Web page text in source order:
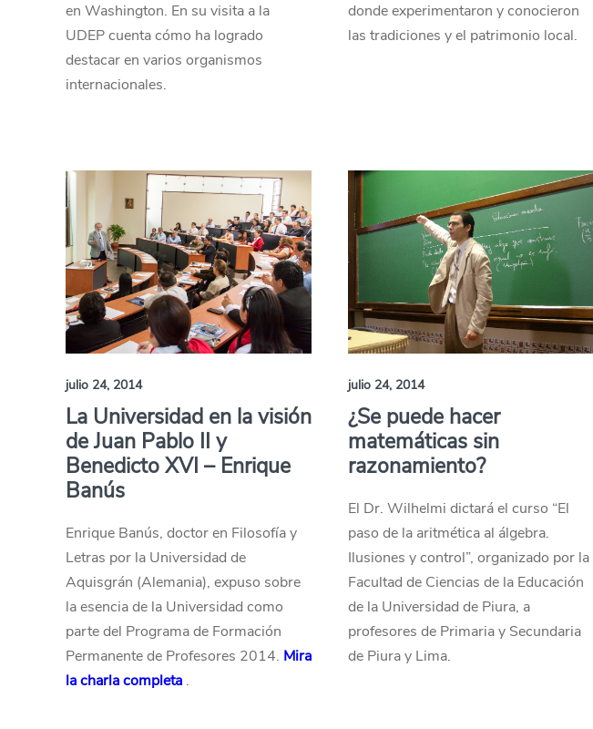
en Washington. En su visita a la
UDEP cuenta cómo ha logrado
destacar en varios organismos
internacionales.
donde experimentaron y conocieron
las tradiciones y el patrimonio local.
julio 24, 2014
La Universidad en la visión
de Juan Pablo II y
Benedicto XVI – Enrique
Banús
Enrique Banús, doctor en Filosofía y
Letras por la Universidad de
Aquisgrán (Alemania), expuso sobre
la esencia de la Universidad como
parte del Programa de Formación
Permanente de Profesores 2014. Mira
la charla completa .
julio 24, 2014
¿Se puede hacer
matemáticas sin
razonamiento?
El Dr. Wilhelmi dictará el curso “El
paso de la aritmética al álgebra.
Ilusiones y control”, organizado por la
Facultad de Ciencias de la Educación
de la Universidad de Piura, a
profesores de Primaria y Secundaria
de Piura y Lima.